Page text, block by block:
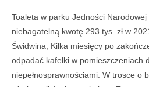
Toaleta w parku Jedności
niebagatelną kwotę 293 tys. zł w
Świdwina, Kilka miesięcy po
odpadać kafelki w pomieszczeniach
niepełnosprawnościami. W trosce o